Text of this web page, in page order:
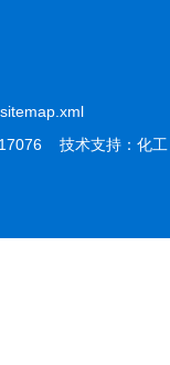
sitemap.xml
技术支持： 化工